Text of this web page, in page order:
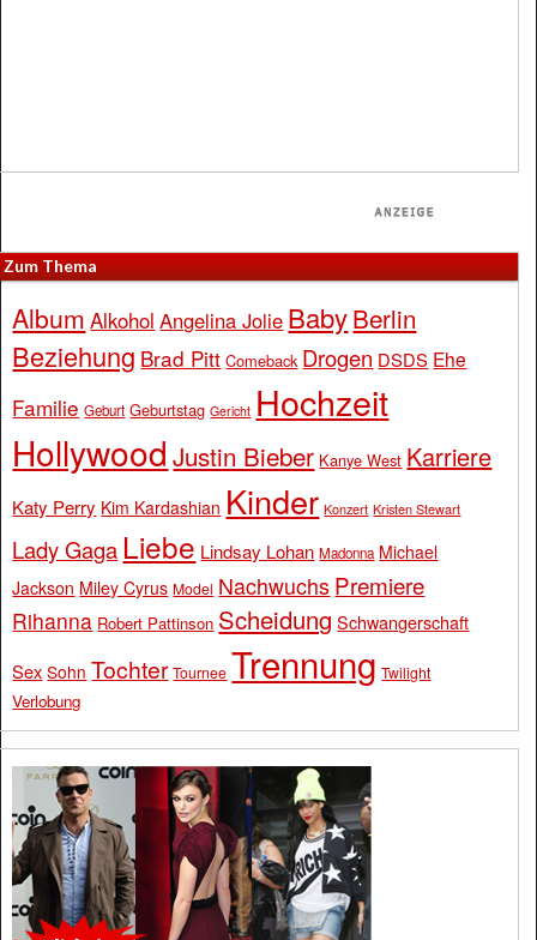
Zum Thema
Album Alkohol Angelina Jolie BabyBerlin
Beziehung Brad Pitt Comeback Drogen DSDS Ehe
Familie Geburt Geburtstag Gericht Hochzeit
Hollywood Justin Bieber Kanye West Karriere
Katy Perry Kim Kardashian Kinder Konzert Kristen Stewart
Lady Gaga Liebe Lindsay Lohan Madonna Michael
Jackson Miley Cyrus Model Nachwuchs Premiere
Rihanna Robert Pattinson Scheidung Schwangerschaft
Sex Sohn Tochter Tournee Trennung Twilight
Verlobung